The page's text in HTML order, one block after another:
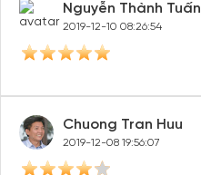
Nguyễn Thành Tuấn
2019-12-10 08:26:54
Chuong Tran Huu
2019-12-08 19:56:07